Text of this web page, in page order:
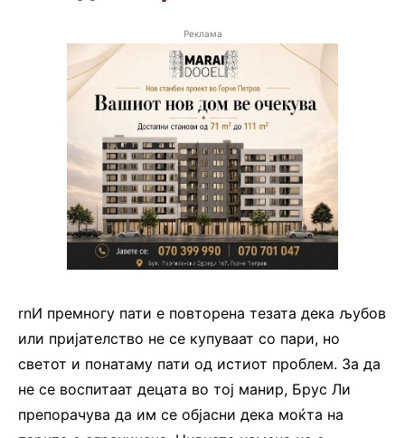
Реклама
rnИ премногу пати е повторена тезата дека љубов
или пријателство не се купуваат со пари, но
светот и понатаму пати од истиот проблем. За да
не се воспитаат децата во тој манир, Брус Ли
препорачува да им се објасни дека моќта на